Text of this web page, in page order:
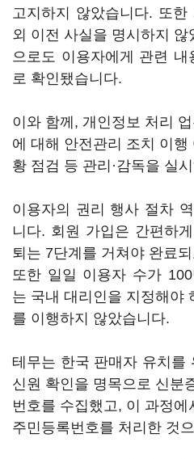
고지하지 않았습니다. 또
외 이전 사실을 명시하지
으로도 이용자에게 관련
로 확인됐습니다.
이와 함께, 개인정보 처리
에 대해 안전관리 조치 이
황 점검 등 관리·감독을 실
이용자의 권리 행사 절차
니다. 회원 가입은 간편하
퇴는 7단계를 거쳐야 완료
또한 일일 이용자 수가
는 국내 대리인을 지정해야
를 이행하지 않았습니다.
테무는 한국 판매자 유치를
신원 확인을 명목으로 신분
번호를 수집했고, 이 과정에
주민등록번호를 처리한 것